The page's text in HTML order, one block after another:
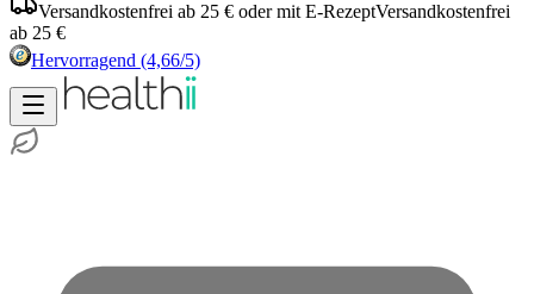
Versandkostenfrei ab 25 € oder mit E-RezeptVersandkostenfrei
ab 25 €
Hervorragend (4,66/5)